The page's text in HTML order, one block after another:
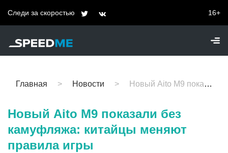
Следи за скоростью 16+
Главная Новости Новый Aito M9 показали без камуфляжа: китайцы меняют правила игры
Новый Aito M9 показали без
камуфляжа: китайцы меняют
правила игры